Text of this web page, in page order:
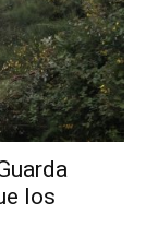
los